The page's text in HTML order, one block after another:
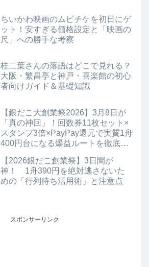
ちいかわ映画のムビチケを初日にゲ
ット！安すぎる価格設定と「映画の
尺」への勝手な考察
桂二葉さんの落語はどこで見れる？
大阪・繁昌亭と神戸・喜楽館の初心
者向けガイド＆基礎知識
【銀だこ大創業祭2026】3月8日が
「真の神回」！回数券11枚セット×
スタンプ3倍×PayPay還元で実質1舟
400円台になる爆益ルートを徹底解
【2026銀だこ創業祭】3日間が
神！ 1舟390円を絶対逃さないた
めの「行列待ち活用術」と注意点
スポンサーリンク